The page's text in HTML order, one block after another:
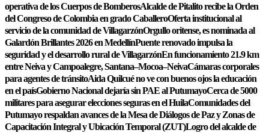
operativa de los Cuerpos de BomberosAlcalde de Pitalito recibe la Orden
del Congreso de Colombia en grado CaballeroOferta institucional al
servicio de la comunidad de VillagarzónOrgullo oritense, es nominada al
Galardón Brillantes 2026 en MedellínPuente renovado impulsa la
seguridad y el desarrollo rural de VillagarzónEn funcionamiento 21.9 km
entre Neiva y Campoalegre, Santana–Mocoa–NeivaCámaras corporales
para agentes de tránsitoAida Quilcué no ve con buenos ojos la educación
en el paísGobierno Nacional dejaría sin PAE al PutumayoCerca de 5000
militares para asegurar elecciones seguras en el HuilaComunidades del
Putumayo respaldan avances de la Mesa de Diálogos de Paz y Zonas de
Capacitación Integral y Ubicación Temporal (ZUT)Logro del alcalde de